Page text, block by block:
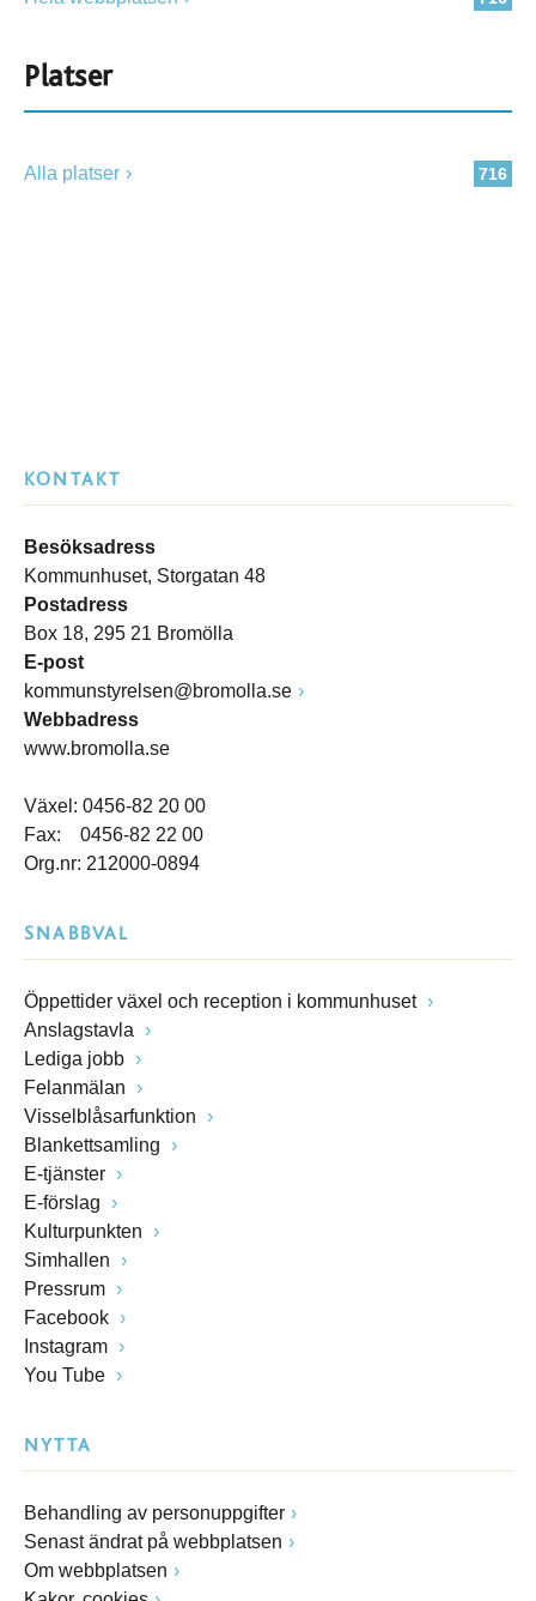
Platser
716
Alla platser
KONTAKT
Besöksadress
Kommunhuset, Storgatan 48
Postadress
Box 18, 295 21 Bromölla
E-post
kommunstyrelsen@bromolla.se
Webbadress
www.bromolla.se
Växel: 0456-82 20 00
Fax: 0456-82 22 00
Org.nr: 212000-0894
SNABBVAL
Öppettider växel och reception i kommunhuset
Anslagstavla
Lediga jobb
Felanmälan
Visselblåsarfunktion
Blankettsamling
E-tjänster
E-förslag
Kulturpunkten
Simhallen
Pressrum
Facebook
Instagram
You Tube
NYTTA
Behandling av personuppgifter
Senast ändrat på webbplatsen
Om webbplatsen